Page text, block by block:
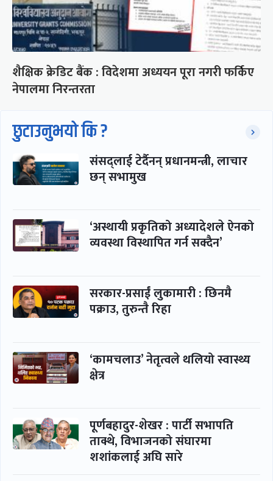
शैक्षिक क्रेडिट बैंक : विदेशमा अध्ययन पूरा नगरी फर्किए
नेपालमा निरन्तरता
छुटाउनुभयो कि ?
संसद्लाई टेर्दैनन् प्रधानमन्त्री, लाचार
छन् सभामुख
‘अस्थायी प्रकृतिको अध्यादेशले ऐनको
व्यवस्था विस्थापित गर्न सक्दैन’
सरकार-प्रसाईं लुकामारी : छिनमै
पक्राउ, तुरुन्तै रिहा
‘कामचलाउ’ नेतृत्वले थलियो स्वास्थ्य
क्षेत्र
पूर्णबहादुर-शेखर : पार्टी सभापति
ताक्थे, विभाजनको संघारमा
शशांकलाई अघि सारे